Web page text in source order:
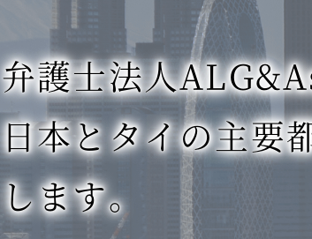
弁護士法人
日本とタイの主要
します。